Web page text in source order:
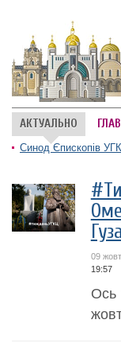
АКТУАЛЬНО
Синод Єпископів
09
19:57
Ось